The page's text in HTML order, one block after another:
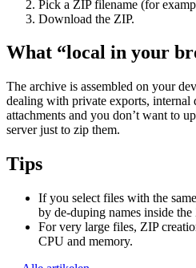
Pick a ZIP filename (for
Download the ZIP.
What “local in your
The archive is assembled on your
dealing with private exports, internal
attachments and you don’t want to
server just to zip them.
Tips
If you select files with the
by de-duping names inside the
For very large files, ZIP
CPU and memory.